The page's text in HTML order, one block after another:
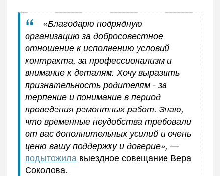
«Благодарю подрядную
организацию за добросовестное
отношение к исполнению условий
контракта, за профессионализм и
внимание к деталям. Хочу выразить
признательность родителям - за
терпение и понимание в период
проведения ремонтных работ. Знаю,
что временные неудобства требовали
от вас дополнительных усилий и очень
ценю вашу поддержку и доверие», —
подытожила выездное совещание Вера
Соколова.